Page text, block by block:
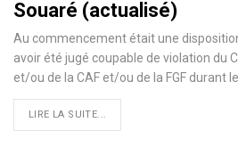
Souaré (actualisé)
Au commencement était une
avoir été jugé coupable de violation du
et/ou de la CAF et/ou de la FGF durant
LIRE LA SUITE...